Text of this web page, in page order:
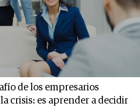
de los empresarios
crisis: es aprender a decidir